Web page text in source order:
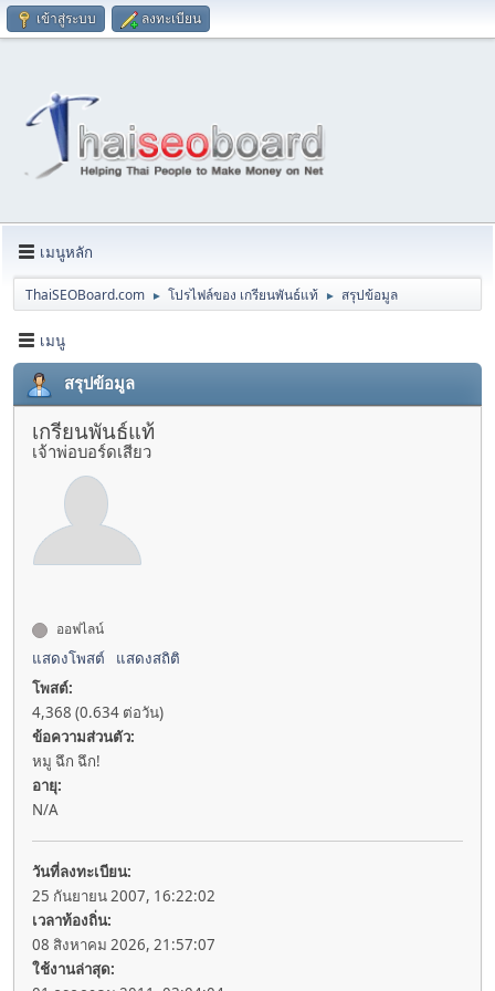
เข้าสู่ระบบ ลงทะเบียน
เมนูหลัก
ThaiSEOBoard.com ► โปรไฟล์ของ เกรียนพันธ์แท้ ► สรุปข้อมูล
เมนู
สรุปข้อมูล
เกรียนพันธ์แท้
เจ้าพ่อบอร์ดเสียว
ออฟไลน์
แสดงโพสต์
แสดงสถิติ
โพสต์:
4,368 (0.634 ต่อวัน)
ข้อความส่วนตัว:
หมู ฉึก ฉึก!
อายุ:
N/A
วันที่ลงทะเบียน:
25 กันยายน 2007, 16:22:02
เวลาท้องถิ่น:
08 สิงหาคม 2026, 21:57:07
ใช้งานล่าสุด: